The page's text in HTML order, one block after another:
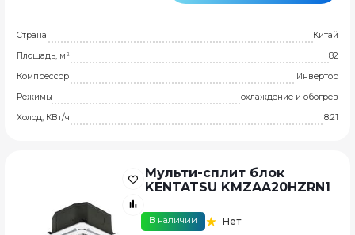
Страна
Китай
Площадь, м²
82
Компрессор
Инвертор
Режимы
охлаждение и обогрев
Холод, КВт/ч
8.21
Мульти-сплит блок
KENTATSU KMZAA20HZRN1
В наличии Нет